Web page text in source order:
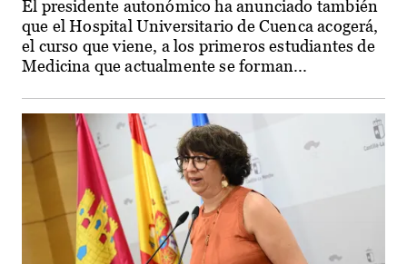
El presidente autonómico ha anunciado también
que el Hospital Universitario de Cuenca acogerá,
el curso que viene, a los primeros estudiantes de
Medicina que actualmente se forman...